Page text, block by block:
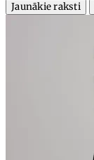
Jaunākie raksti